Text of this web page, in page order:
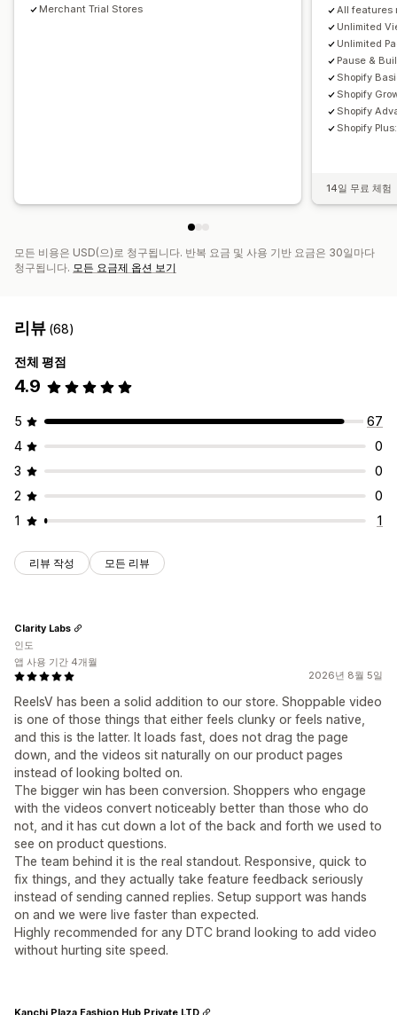
Merchant Trial Stores
All features
Unlimited
Unlimited
Pause &
Shopify
Shopify
Shopify
Shopify
14일 무료 체험
모든 비용은 USD(으)로 청구됩니다. 반복 요금 및 사용 기반 요금은 30일마다
청구됩니다. 모든 요금제 옵션 보기
리뷰 (68)
전체 평점
4.9
5
67
4
0
3
0
2
0
1
1
리뷰 작성 모든 리뷰
2026년 8월 5일
ReelsV has been a solid addition to our store. Shoppable video
is one of those things that either feels clunky or feels native,
and this is the latter. It loads fast, does not drag the page
down, and the videos sit naturally on our product pages
instead of looking bolted on.
The bigger win has been conversion. Shoppers who engage
with the videos convert noticeably better than those who do
not, and it has cut down a lot of the back and forth we used to
see on product questions.
The team behind it is the real standout. Responsive, quick to
fix things, and they actually take feature feedback seriously
instead of sending canned replies. Setup support was hands
on and we were live faster than expected.
Highly recommended for any DTC brand looking to add video
without hurting site speed.
Clarity Labs
인도
앱 사용 기간 4개월
Kanchi Plaza Fashion Hub Private LTD